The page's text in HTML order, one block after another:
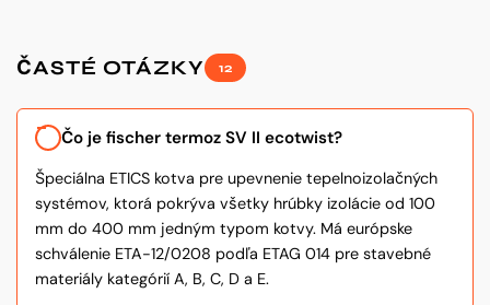
ČASTÉ OTÁZKY 12
Čo je fischer termoz SV II ecotwist?
Špeciálna ETICS kotva pre upevnenie tepelnoizolačných
systémov, ktorá pokrýva všetky hrúbky izolácie od 100
mm do 400 mm jedným typom kotvy. Má európske
schválenie ETA-12/0208 podľa ETAG 014 pre stavebné
materiály kategórií A, B, C, D a E.